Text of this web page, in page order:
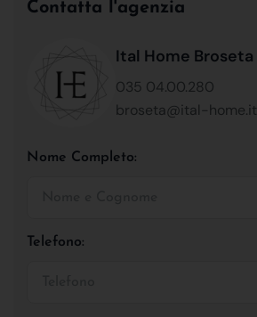
Contatta l'agenzia
Ital Home Broseta
035 04.00.280
broseta@ital-home.it
Nome Completo:
Telefono: